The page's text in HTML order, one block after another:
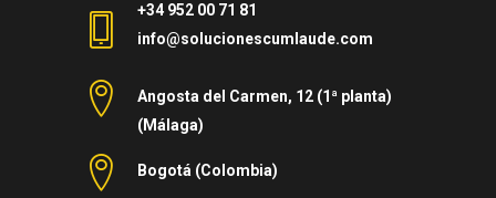
+34 952 00 71 81
info@solucionescumlaude.com
Angosta del Carmen, 12 (1ª planta)
(Málaga)
Bogotá (Colombia)